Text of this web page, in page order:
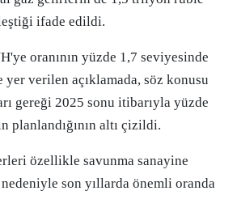
ifade edildi.
oranının yüzde 1,7 seviyesinde
verilen açıklamada, söz konusu
gereği 2025 sonu itibarıyla yüzde
planlandığının altı çizildi.
özellikle savunma sanayine
son yıllarda önemli oranda